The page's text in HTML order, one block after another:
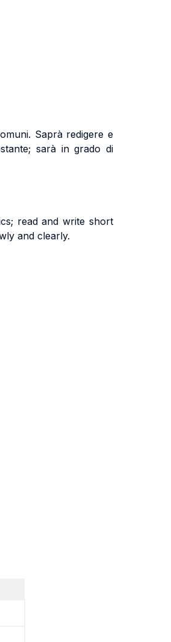
Saprà redigere e
sarà in grado di
read and write short
and clearly.